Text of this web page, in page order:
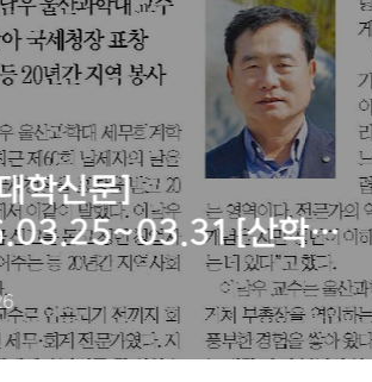
학신문]
산학
트] 이남우 울산과학대
겐 현장, 시민에겐 도움 주
육 이어가고파